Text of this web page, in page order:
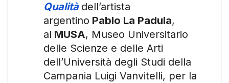
Qualità dell’artista
argentino Pablo La Padula,
al MUSA, Museo Universitario
delle Scienze e delle Arti
dell’Università degli Studi della
Campania Luigi Vanvitelli, per la